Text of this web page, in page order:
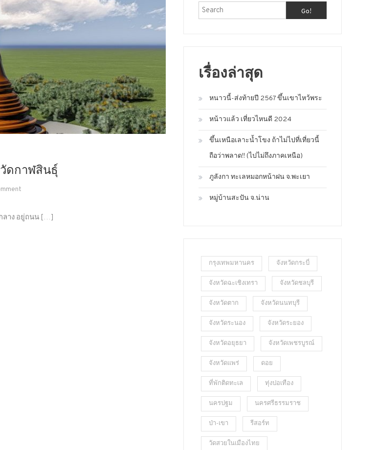
ดกาฬสินธุ์
วัด
ลาง อยู่ถนน […]
Go!
เรื่องล่าสุด
หนาวนี้-ส่งท้ายปี 2567 ขึ้นเขาไหว้พระ
หน้าวแล้ว เที่ยวไหนดี 2024
ขึ้นเหนือเลาะน้ำโขง ถ้าไม่ไปที่เที่ยวนี้
ถือว่าพลาด!! (ไปไม่ถึงภาคเหนือ)
ภูลังกา ทะเลหมอกหน้าฝน จ.พะเยา
หมู่บ้านสะปัน จ.น่าน
กรุงเทพมหานคร จังหวัดกระบี่
จังหวัดฉะเชิงเทรา จังหวัดชลบุรี
จังหวัดตาก จังหวัดนนทบุรี
จังหวัดระนอง จังหวัดระยอง
จังหวัดอยุธยา จังหวัดเพชรบูรณ์
จังหวัดแพร่ ดอย
ที่พักติดทะเล ทุ่งปอเทือง
นครปฐม นครศรีธรรมราช
ป่า-เขา รีสอร์ท
วัดสวยในเมืองไทย